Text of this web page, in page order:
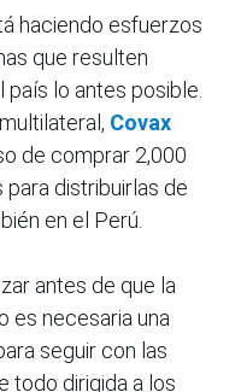
haciendo esfuerzos
que resulten
lo antes posible.
Covax
de comprar 2,000
distribuirlas de
en el Perú.
antes de que la
es necesaria una
seguir con las
todo dirigida a los